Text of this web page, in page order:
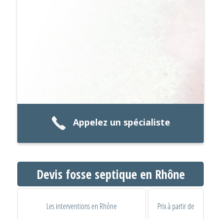
Appelez un spécialiste
Devis fosse septique en Rhône
Les interventions en Rhône Prix à partir de